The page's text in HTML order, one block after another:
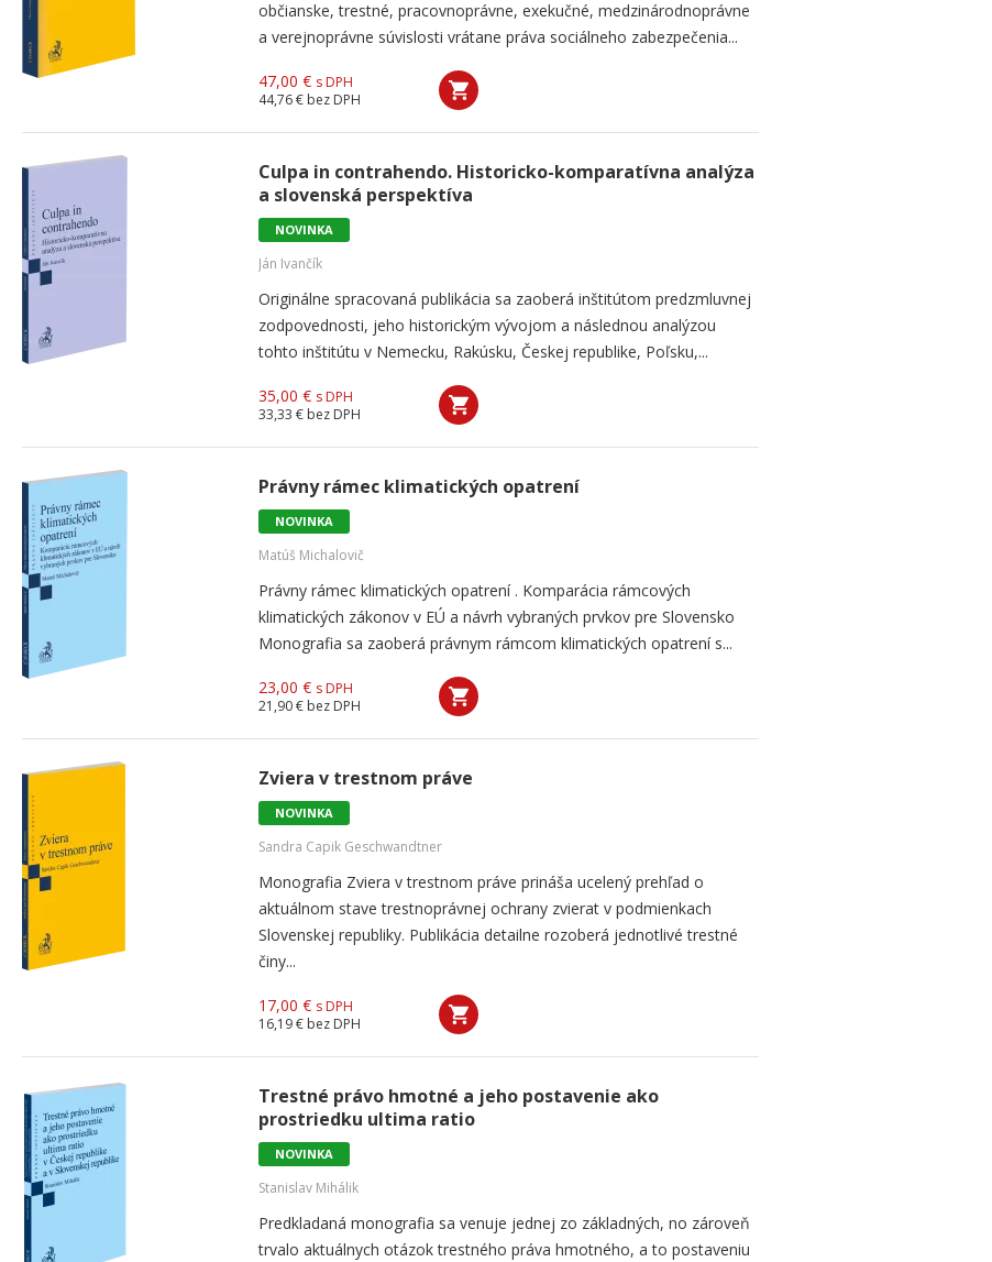
občianske, trestné, pracovnoprávne, exekučné, medzinárodnoprávne
a verejnoprávne súvislosti vrátane práva sociálneho zabezpečenia...
47,00 € s DPH
44,76 € bez DPH
Culpa in contrahendo. Historicko-komparatívna analýza
a slovenská perspektíva
NOVINKA
Ján Ivančík
Originálne spracovaná publikácia sa zaoberá inštitútom predzmluvnej
zodpovednosti, jeho historickým vývojom a následnou analýzou
tohto inštitútu v Nemecku, Rakúsku, Českej republike, Poľsku,...
35,00 € s DPH
33,33 € bez DPH
Právny rámec klimatických opatrení
NOVINKA
Matúš Michalovič
Právny rámec klimatických opatrení . Komparácia rámcových
klimatických zákonov v EÚ a návrh vybraných prvkov pre Slovensko
Monografia sa zaoberá právnym rámcom klimatických opatrení s...
23,00 € s DPH
21,90 € bez DPH
Zviera v trestnom práve
NOVINKA
Sandra Capik Geschwandtner
Monografia Zviera v trestnom práve prináša ucelený prehľad o
aktuálnom stave trestnoprávnej ochrany zvierat v podmienkach
Slovenskej republiky. Publikácia detailne rozoberá jednotlivé trestné
činy...
17,00 € s DPH
16,19 € bez DPH
Trestné právo hmotné a jeho postavenie ako
prostriedku ultima ratio
NOVINKA
Stanislav Mihálik
Predkladaná monografia sa venuje jednej zo základných, no zároveň
trvalo aktuálnych otázok trestného práva hmotného, a to postaveniu